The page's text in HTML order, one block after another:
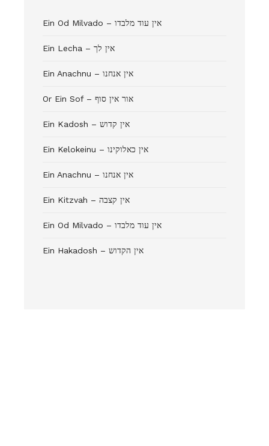
Ein Od Milvado – אין עוד מלבדו
Ein Lecha – אין לך
Ein Anachnu – אין אנחנו
Or Ein Sof – אור אין סוף
Ein Kadosh – אין קדוש
Ein Kelokeinu – אין כאלוקינו
Ein Anachnu – אין אנחנו
Ein Kitzvah – אין קצבה
Ein Od Milvado – אין עוד מלבדו
Ein Hakadosh – אין הקדוש